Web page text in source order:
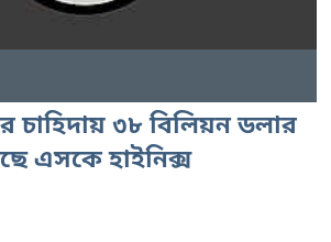
চাহিদায় ৩৮ বিলিয়ন ডলার
এসকে হাইনিক্স